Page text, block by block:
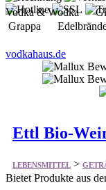
Vodka & Wodka
Grappa
vodkahaus.de
Ettl Bio-
LEBENSMITTEL >
Bietet Produkte aus